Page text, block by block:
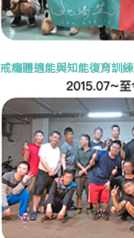
戒癮體適能與知能復育訓練